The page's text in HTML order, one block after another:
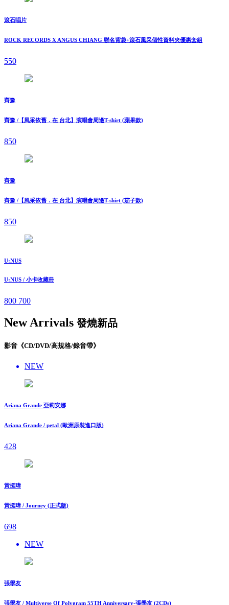
滾石唱片
ROCK RECORDS X ANGUS CHIANG 聯名背袋+滾石風采個性資料夾優惠套組
550
齊豫
齊豫 /【風采依舊．在 台北】演唱會周邊T-shirt (蘋果款)
850
齊豫
齊豫 /【風采依舊．在 台北】演唱會周邊T-shirt (茄子款)
850
U:NUS
U:NUS / 小卡收藏冊
800 700
New Arrivals 發燒新品
影音《CD/DVD/高規格/錄音帶》
NEW
Ariana Grande 亞莉安娜
Ariana Grande / petal (歐洲原裝進口版)
428
黃挺瑋
黃挺瑋 / Journey (正式版)
698
NEW
張學友
張學友 / Multiverse Of Polygram 55TH Anniversary-張學友 (2CDs)